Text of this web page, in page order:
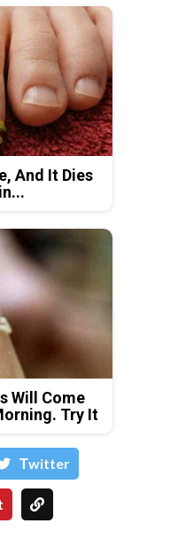
And It Dies
Will Come
Try It
Тwitter